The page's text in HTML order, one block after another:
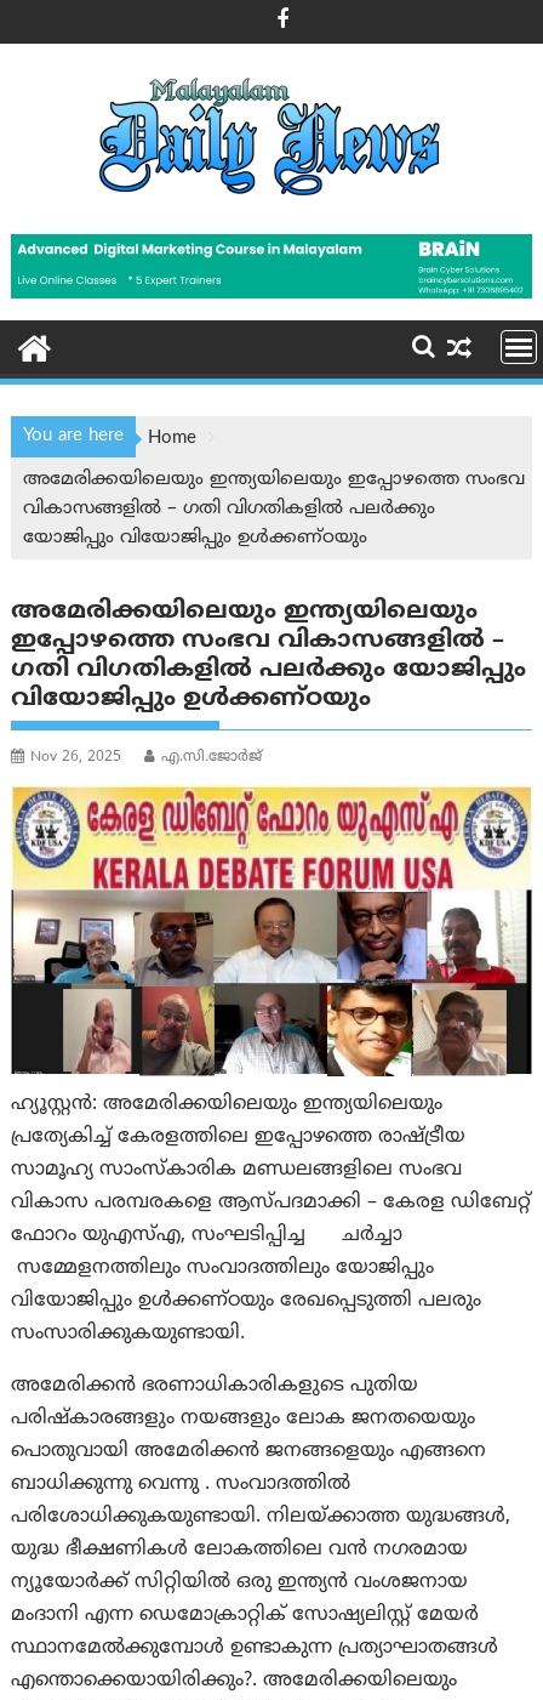
to
You are here
Home
അമേരിക്കയിലെയും ഇന്ത്യയിലെയും ഇപ്പോഴത്തെ സംഭവ
വികാസങ്ങളിൽ – ഗതി വിഗതികളിൽ പലർക്കും
യോജിപ്പും വിയോജിപ്പും ഉൾക്കണ്ഠയും
അമേരിക്കയിലെയും ഇന്ത്യയിലെയും
ഇപ്പോഴത്തെ സംഭവ വികാസങ്ങളിൽ –
ഗതി വിഗതികളിൽ പലർക്കും യോജിപ്പും
വിയോജിപ്പും ഉൾക്കണ്ഠയും
Nov 26, 2025 എ.സി.ജോർജ്
ഹ്യൂസ്റ്റൻ: അമേരിക്കയിലെയും ഇന്ത്യയിലെയും
പ്രത്യേകിച്ച് കേരളത്തിലെ ഇപ്പോഴത്തെ രാഷ്ട്രീയ
സാമൂഹ്യ സാംസ്കാരിക മണ്ഡലങ്ങളിലെ സംഭവ
വികാസ പരമ്പരകളെ ആസ്പദമാക്കി – കേരള ഡിബേറ്റ്
ഫോറം യുഎസ്എ, സംഘടിപ്പിച്ച ചർച്ചാ
സമ്മേളനത്തിലും സംവാദത്തിലും യോജിപ്പും
വിയോജിപ്പും ഉൾക്കണ്ഠയും രേഖപ്പെടുത്തി പലരും
സംസാരിക്കുകയുണ്ടായി.
അമേരിക്കൻ ഭരണാധികാരികളുടെ പുതിയ
പരിഷ്കാരങ്ങളും നയങ്ങളും ലോക ജനതയെയും
പൊതുവായി അമേരിക്കൻ ജനങ്ങളെയും എങ്ങനെ
ബാധിക്കുന്നു വെന്നു . സംവാദത്തിൽ
പരിശോധിക്കുകയുണ്ടായി. നിലയ്ക്കാത്ത യുദ്ധങ്ങൾ,
യുദ്ധ ഭീക്ഷണികൾ ലോകത്തിലെ വൻ നഗരമായ
ന്യൂയോർക്ക് സിറ്റിയിൽ ഒരു ഇന്ത്യൻ വംശജനായ
മംദാനി എന്ന ഡെമോക്രാറ്റിക് സോഷ്യലിസ്റ്റ് മേയർ
സ്ഥാനമേൽക്കുമ്പോൾ ഉണ്ടാകുന്ന പ്രത്യാഘാതങ്ങൾ
എന്തൊക്കെയായിരിക്കും?. അമേരിക്കയിലെയും